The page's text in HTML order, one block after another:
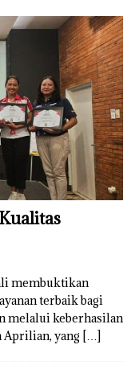
membuktikan
terbaik bagi
melalui keberhasilan
Aprilian, yang […]